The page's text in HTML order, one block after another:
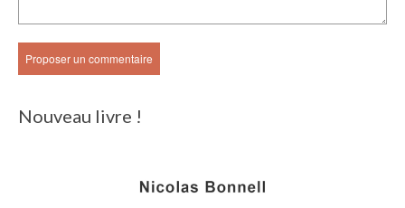
Nouveau livre !